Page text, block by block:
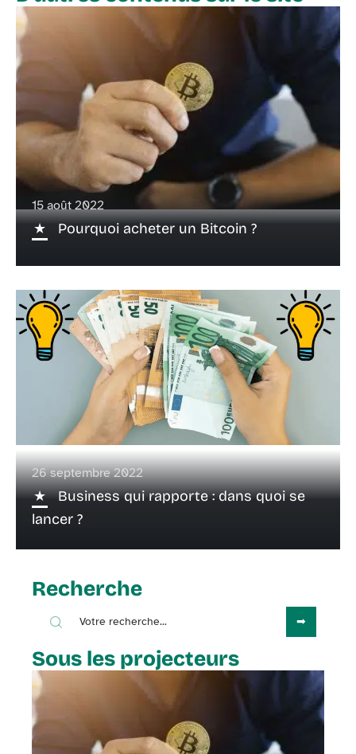
15 août 2022
Pourquoi acheter un Bitcoin ?
26 septembre 2022
Business qui rapporte : dans quoi se
lancer ?
Recherche
Sous les projecteurs